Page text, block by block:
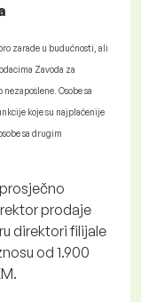
zarade u budućnosti, ali
Zavoda za
Osobe sa
koje su najplaćenije
sa drugim
prodaje
direktori filijale
od 1.900